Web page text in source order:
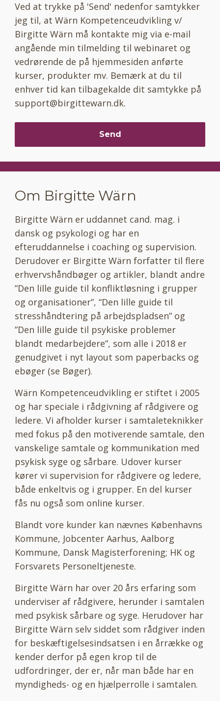
Ved at trykke på 'Send' nedenfor samtykker
jeg til, at Wärn Kompetenceudvikling v/
Birgitte Wärn må kontakte mig via e-mail
angående min tilmelding til webinaret og
vedrørende de på hjemmesiden anførte
kurser, produkter mv. Bemærk at du til
enhver tid kan tilbagekalde dit samtykke på
support@birgittewarn.dk.
Send
Om Birgitte Wärn
Birgitte Wärn er uddannet cand. mag. i
dansk og psykologi og har en
efteruddannelse i coaching og supervision.
Derudover er Birgitte Wärn forfatter til flere
erhvervshåndbøger og artikler, blandt andre
”Den lille guide til konfliktløsning i grupper
og organisationer”, “Den lille guide til
stresshåndtering på arbejdspladsen” og
”Den lille guide til psykiske problemer
blandt medarbejdere”, som alle i 2018 er
genudgivet i nyt layout som paperbacks og
ebøger (se Bøger).
Wärn Kompetenceudvikling er stiftet i 2005
og har speciale i rådgivning af rådgivere og
ledere. Vi afholder kurser i samtaleteknikker
med fokus på den motiverende samtale, den
vanskelige samtale og kommunikation med
psykisk syge og sårbare. Udover kurser
kører vi supervision for rådgivere og ledere,
både enkeltvis og i grupper. En del kurser
fås nu også som online kurser.
Blandt vore kunder kan nævnes Københavns
Kommune, Jobcenter Aarhus, Aalborg
Kommune, Dansk Magisterforening; HK og
Forsvarets Personeltjeneste.
Birgitte Wärn har over 20 års erfaring som
underviser af rådgivere, herunder i samtalen
med psykisk sårbare og syge. Herudover har
Birgitte Wärn selv siddet som rådgiver inden
for beskæftigelsesindsatsen i en årrække og
kender derfor på egen krop til de
udfordringer, der er, når man både har en
myndigheds- og en hjælperrolle i samtalen.